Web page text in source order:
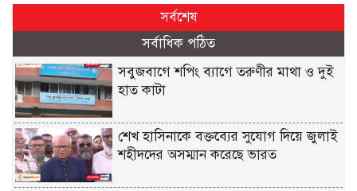
সর্বশেষ
সর্বাধিক পঠিত
সবুজবাগে শপিং ব্যাগে তরুণীর মাথা ও দুই
হাত কাটা
শেখ হাসিনাকে বক্তব্যের সুযোগ দিয়ে জুলাই
শহীদদের অসম্মান করেছে ভারত